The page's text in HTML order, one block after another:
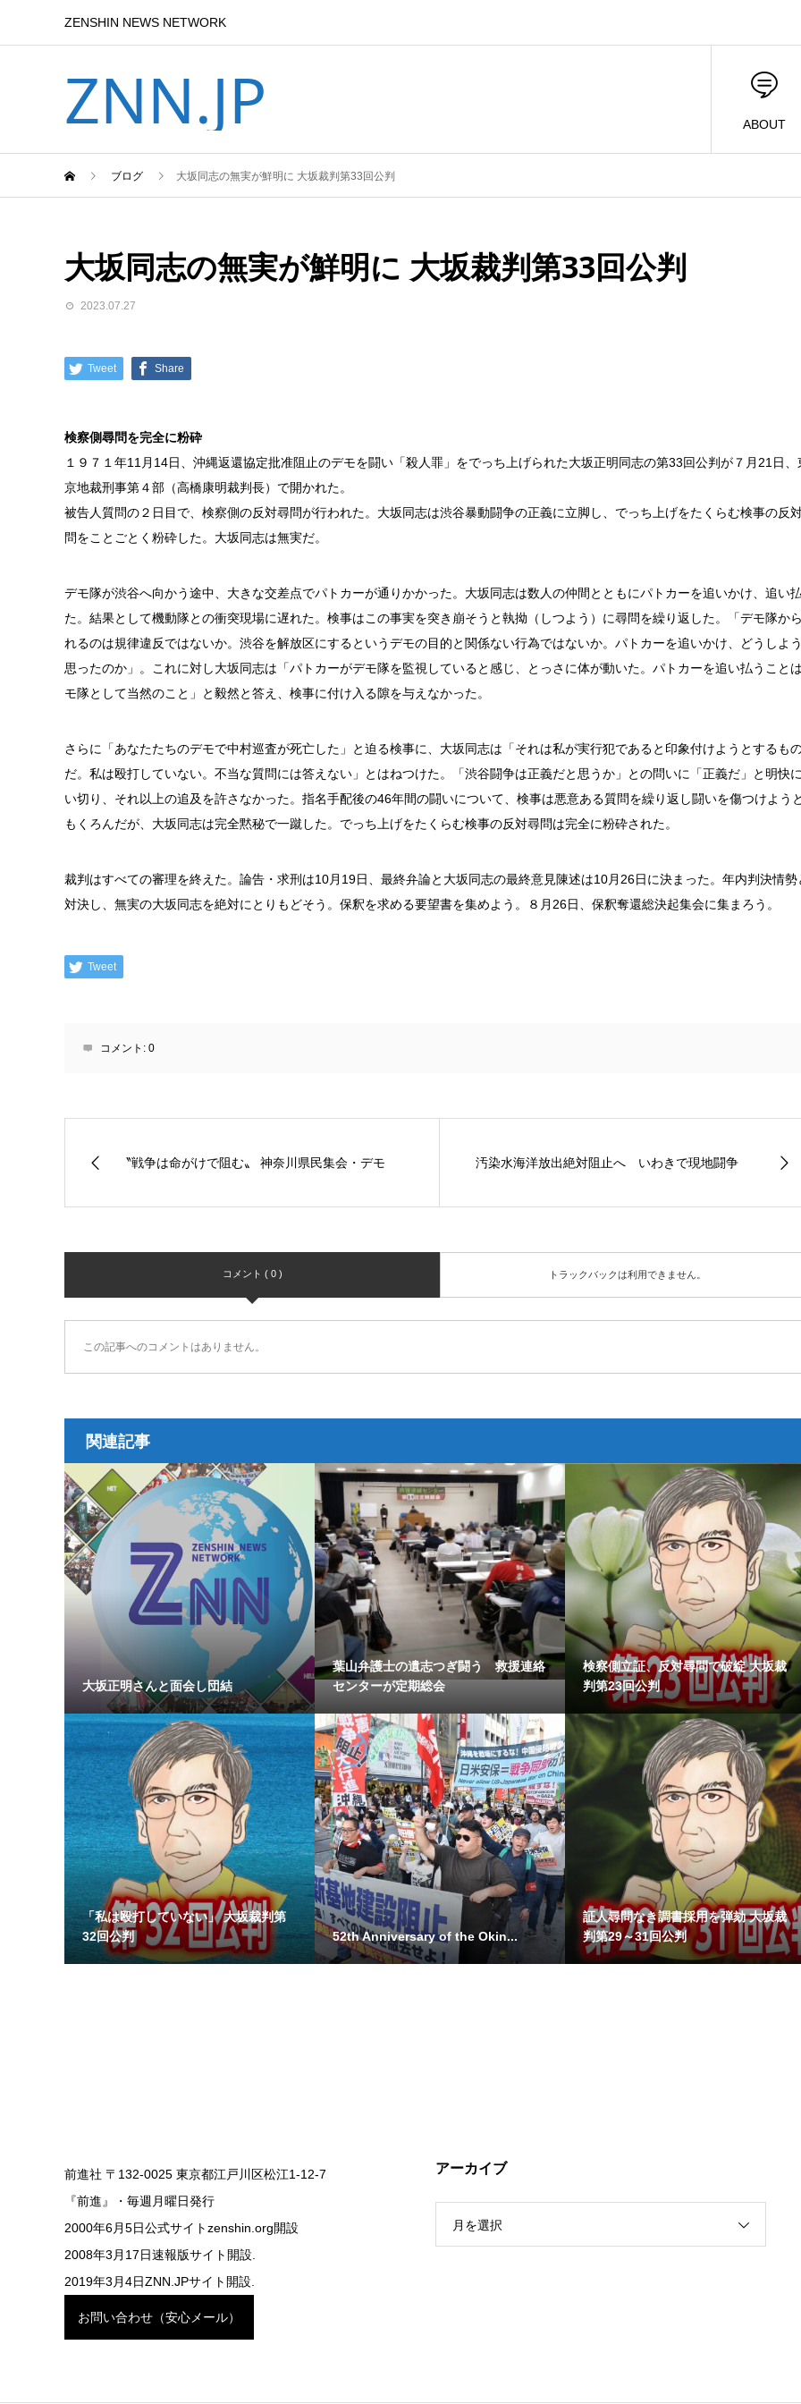
ZENSHIN NEWS NETWORK
ZNN.JP ABOUT
ブログ 大坂同志の無実が鮮明に 大坂裁判第33回公判
大坂同志の無実が鮮明に 大坂裁判第33回公判
2023.07.27
Tweet Share
検察側尋問を完全に粉砕
１９７１年11月14日、沖縄返還協定批准阻止のデモを闘い「殺人罪」をでっち上げられた大坂正明同志の第33回公判が７月21日、
京地裁刑事第４部（高橋康明裁判長）で開かれた。
被告人質問の２日目で、検察側の反対尋問が行われた。大坂同志は渋谷暴動闘争の正義に立脚し、でっち上げをたくらむ検事の反
問をことごとく粉砕した。大坂同志は無実だ。
デモ隊が渋谷へ向かう途中、大きな交差点でパトカーが通りかかった。大坂同志は数人の仲間とともにパトカーを追いかけ、追い
た。結果として機動隊との衝突現場に遅れた。検事はこの事実を突き崩そうと執拗（しつよう）に尋問を繰り返した。「デモ隊か
れるのは規律違反ではないか。渋谷を解放区にするというデモの目的と関係ない行為ではないか。パトカーを追いかけ、どうしよ
思ったのか」。これに対し大坂同志は「パトカーがデモ隊を監視していると感じ、とっさに体が動いた。パトカーを追い払うこと
モ隊として当然のこと」と毅然と答え、検事に付け入る隙を与えなかった。
さらに「あなたたちのデモで中村巡査が死亡した」と迫る検事に、大坂同志は「それは私が実行犯であると印象付けようとするも
だ。私は殴打していない。不当な質問には答えない」とはねつけた。「渋谷闘争は正義だと思うか」との問いに「正義だ」と明快
い切り、それ以上の追及を許さなかった。指名手配後の46年間の闘いについて、検事は悪意ある質問を繰り返し闘いを傷つけよう
もくろんだが、大坂同志は完全黙秘で一蹴した。でっち上げをたくらむ検事の反対尋問は完全に粉砕された。
裁判はすべての審理を終えた。論告・求刑は10月19日、最終弁論と大坂同志の最終意見陳述は10月26日に決まった。年内判決情勢
対決し、無実の大坂同志を絶対にとりもどそう。保釈を求める要望書を集めよう。８月26日、保釈奪還総決起集会に集まろう。
Tweet
コメント: 0
〝戦争は命がけで阻む〟 神奈川県民集会・デモ 汚染水海洋放出絶対阻止へ いわきで現地闘争
コメント ( 0 ) トラックバックは利用できません。
この記事へのコメントはありません。
関連記事
大坂正明さんと面会し団結
葉山弁護士の遺志つぎ闘う 救援連絡
センターが定期総会
検察側立証、反対尋問で破綻 大坂裁
判第23回公判
「私は殴打していない」 大坂裁判第
32回公判
52th Anniversary of the Okin...
証人尋問なき調書採用を弾劾 大坂裁
判第29～31回公判
前進社 〒132-0025 東京都江戸川区松江1-12-7
『前進』・毎週月曜日発行
2000年6月5日公式サイトzenshin.org開設
2008年3月17日速報版サイト開設.
2019年3月4日ZNN.JPサイト開設.
お問い合わせ（安心メール）
アーカイブ
月を選択